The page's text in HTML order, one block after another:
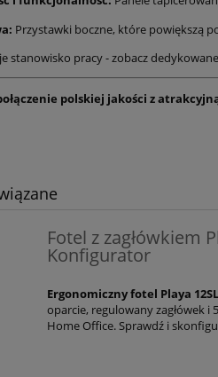
Przystawki boczne, które powiększą
stanowisko pracy - zobacz dedykowane
polskiej jakości z
Fotel z zagłówkiem
Konfigurator
Ergonomiczny fotel Playa 12SL
oparcie, regulowany zagłówek i
Home Office. Sprawdź i